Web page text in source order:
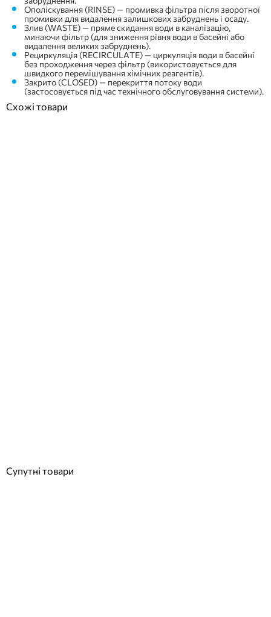
Ополіскування (RINSE) — промивка фільтра після зворотної
промивки для видалення залишкових забруднень і осаду.
Злив (WASTE) — пряме скидання води в каналізацію,
минаючи фільтр (для зниження рівня води в басейні або
видалення великих забруднень).
Рециркуляція (RECIRCULATE) — циркуляція води в басейні
без проходження через фільтр (використовується для
швидкого перемішування хімічних реагентів).
Закрито (CLOSED) — перекриття потоку води
(застосовується під час технічного обслуговування системи).
Схожі товари
Супутні товари